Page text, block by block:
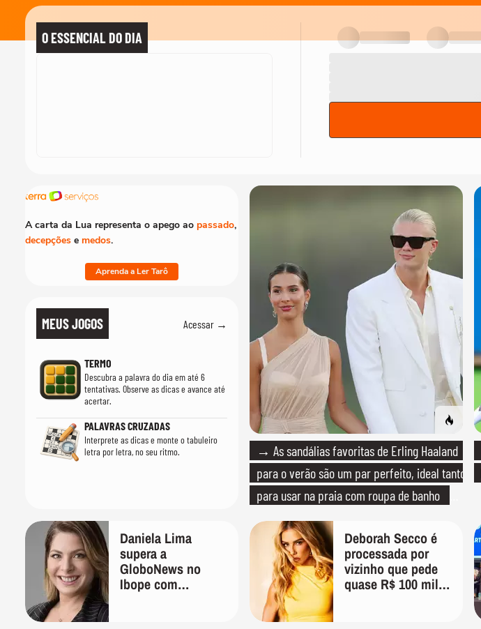
O ESSENCIAL DO DIA
MEUS JOGOS Acessar →
TERMO
Descubra a palavra do dia em até 6
tentativas. Observe as dicas e avance até
acertar.
PALAVRAS CRUZADAS
Interprete as dicas e monte o tabuleiro
letra por letra, no seu ritmo.
→ As sandálias favoritas de Erling Haaland
para o verão são um par perfeito, ideal tanto
para usar na praia com roupa de banho
quanto em uma festa com terno de linho
Daniela Lima
supera a
GloboNews no
Ibope com
Deborah Secco é
processada por
vizinho que pede
quase R$ 100 mil
A carta da Lua representa o apego ao passado,
decepções e medos.
Aprenda a Ler Tarô